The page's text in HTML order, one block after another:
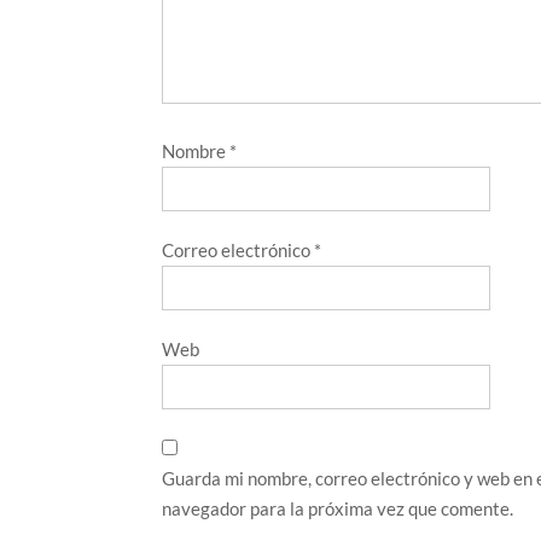
Nombre *
Correo electrónico *
Web
Guarda mi nombre, correo electrónico y web en
navegador para la próxima vez que comente.